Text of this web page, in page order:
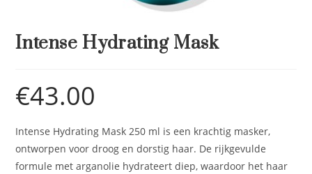
Intense Hydrating Mask
€43.00
Intense Hydrating Mask 250 ml is een krachtig masker,
ontworpen voor droog en dorstig haar. De rijkgevulde
formule met arganolie hydrateert diep, waardoor het haar